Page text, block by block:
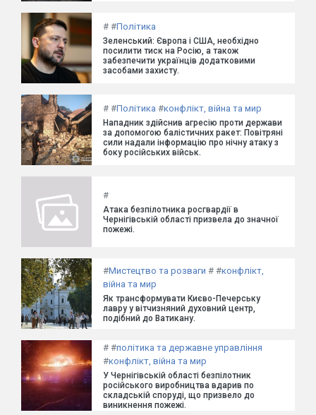
# #Політика
Зеленський: Європа і США, необхідно
посилити тиск на Росію, а також
забезпечити українців додатковими
засобами захисту.
# #Політика #конфлікт, війна та мир
Нападник здійснив агресію проти держави
за допомогою балістичних ракет: Повітряні
сили надали інформацію про нічну атаку з
боку російських військ.
#
Атака безпілотника росгвардії в
Чернігівській області призвела до значної
пожежі.
#Мистецтво та розваги # #конфлікт,
війна та мир
Як трансформувати Києво-Печерську
лавру у вітчизняний духовний центр,
подібний до Ватикану.
# #політика та державне управління
#конфлікт, війна та мир
У Чернігівській області безпілотник
російського виробництва вдарив по
складській споруді, що призвело до
виникнення пожежі.